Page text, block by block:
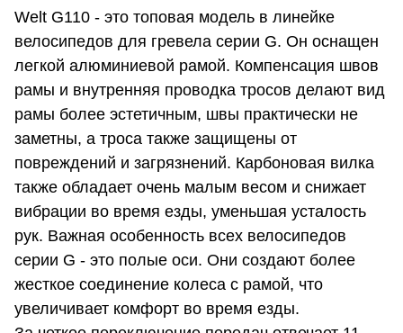
Welt G110 - это топовая модель в линейке
велосипедов для гревела серии G. Он оснащен
легкой алюминиевой рамой. Компенсация швов
рамы и внутренняя проводка тросов делают вид
рамы более эстетичным, швы практически не
заметны, а троса также защищены от
повреждений и загрязнений. Карбоновая вилка
также обладает очень малым весом и снижает
вибрации во время езды, уменьшая усталость
рук. Важная особенность всех велосипедов
серии G - это полые оси. Они создают более
жесткое соединение колеса с рамой, что
увеличивает комфорт во время езды.